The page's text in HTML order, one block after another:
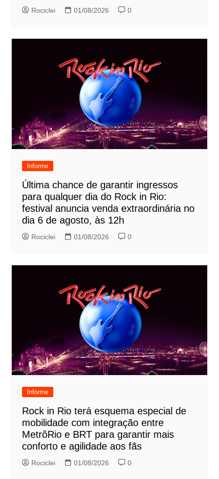
Rociclei 01/08/2026 0
Informe
Última chance de garantir ingressos
para qualquer dia do Rock in Rio:
festival anuncia venda extraordinária no
dia 6 de agosto, às 12h
Rociclei 01/08/2026 0
Informe
Rock in Rio terá esquema especial de
mobilidade com integração entre
MetrôRio e BRT para garantir mais
conforto e agilidade aos fãs
Rociclei 01/08/2026 0